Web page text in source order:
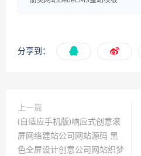
分享到：
上一篇
(自适应手机版)响应式创意滚
屏网络建站公司网站源码 黑
色全屏设计创意公司网站织梦